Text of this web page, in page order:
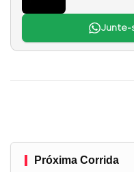
Junte-
Próxima Corrida